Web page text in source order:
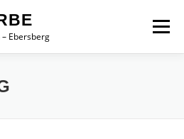
Ebersberg
Menü
LEISTUNGEN